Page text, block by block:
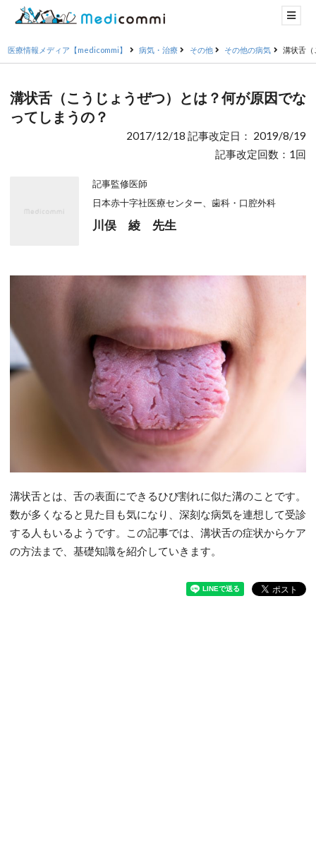
医療情報メディア【medicommi】 病気・治療 その他 その他の病気 溝状舌（
溝状舌（こうじょうぜつ）とは？何が原因でな
ってしまうの？
2017/12/18 記事改定日： 2019/8/19
記事改定回数：1回
記事監修医師
日本赤十字社医療センター、歯科・口腔外科
川俣 綾 先生
溝状舌とは、舌の表面にできるひび割れに似た溝のことです。
数が多くなると見た目も気になり、深刻な病気を連想して受診
する人もいるようです。この記事では、溝状舌の症状からケア
の方法まで、基礎知識を紹介していきます。